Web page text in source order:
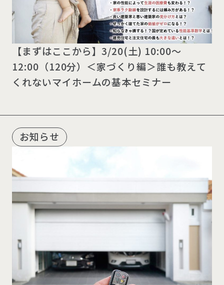
【まずはここから】3/20(土) 10:00～
12:00（120分）＜家づくり編＞誰も教えて
くれないマイホームの基本セミナー
お知らせ